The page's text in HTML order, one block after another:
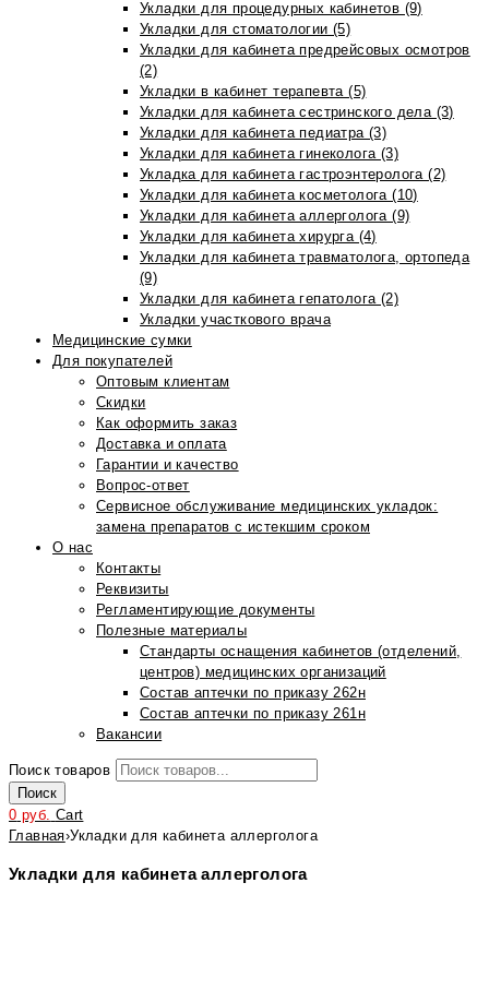
Укладки для процедурных кабинетов (9)
Укладки для стоматологии (5)
Укладки для кабинета предрейсовых осмотров
(2)
Укладки в кабинет терапевта (5)
Укладки для кабинета сестринского дела (3)
Укладки для кабинета педиатра (3)
Укладки для кабинета гинеколога (3)
Укладка для кабинета гастроэнтеролога (2)
Укладки для кабинета косметолога (10)
Укладки для кабинета аллерголога (9)
Укладки для кабинета хирурга (4)
Укладки для кабинета травматолога, ортопеда
(9)
Укладки для кабинета гепатолога (2)
Укладки участкового врача
Медицинские сумки
Для покупателей
Оптовым клиентам
Скидки
Как оформить заказ
Доставка и оплата
Гарантии и качество
Вопрос-ответ
Сервисное обслуживание медицинских укладок:
замена препаратов с истекшим сроком
О нас
Контакты
Реквизиты
Регламентирующие документы
Полезные материалы
Стандарты оснащения кабинетов (отделений,
центров) медицинских организаций
Состав аптечки по приказу 262н
Состав аптечки по приказу 261н
Вакансии
Поиск товаров
Поиск
0 руб. Cart
Главная›Укладки для кабинета аллерголога
Укладки для кабинета аллерголога